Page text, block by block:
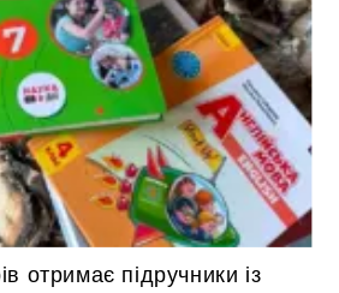
отримає підручники із